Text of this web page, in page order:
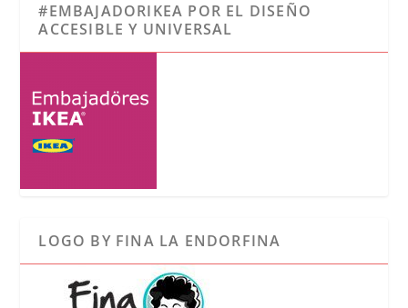
#EMBAJADORIKEA POR EL DISEÑO
ACCESIBLE Y UNIVERSAL
LOGO BY FINA LA ENDORFINA